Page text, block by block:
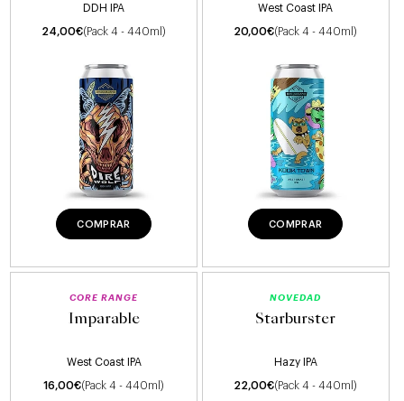
DDH IPA
24,00€(Pack 4 - 440ml)
COMPRAR
West Coast IPA
20,00€(Pack 4 - 440ml)
COMPRAR
CORE RANGE
Imparable
West Coast IPA
16,00€(Pack 4 - 440ml)
NOVEDAD
Starburster
Hazy IPA
22,00€(Pack 4 - 440ml)